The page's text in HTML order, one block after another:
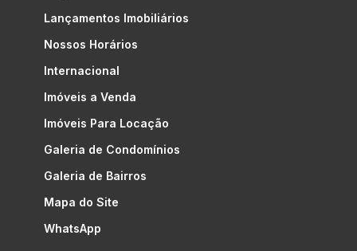
Lançamentos Imobiliários
Nossos Horários
Internacional
Imóveis a Venda
Imóveis Para Locação
Galeria de Condomínios
Galeria de Bairros
Mapa do Site
WhatsApp